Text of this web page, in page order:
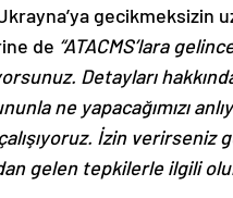
gecikmeksizin
de “ATACMS’lara
Detayları
ne yapacağımızı
İzin
gelen tepkilerle ilgili